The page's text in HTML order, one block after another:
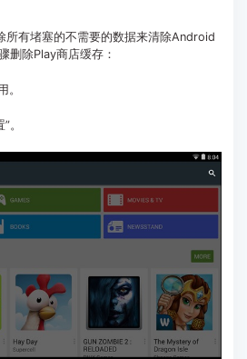
所有堵塞的不需要的数据来清除Android
删除Play商店缓存：
。
。